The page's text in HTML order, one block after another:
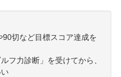
90切など目標スコア達成を
フ力診断」を受けてから、